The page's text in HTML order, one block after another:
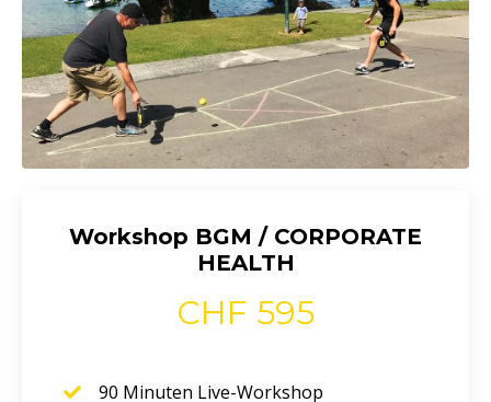
Workshop BGM / CORPORATE
HEALTH
CHF 595
90 Minuten Live-Workshop